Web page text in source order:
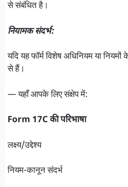
से संबंधित है।
नियामक संदर्भ:
यदि यह फॉर्म विशेष अधिनियम या
से हैं।
— यहाँ आपके लिए संक्षेप में:
Form 17C की परिभाषा
लक्ष्य/उद्देश्य
नियम-कानून संदर्भ